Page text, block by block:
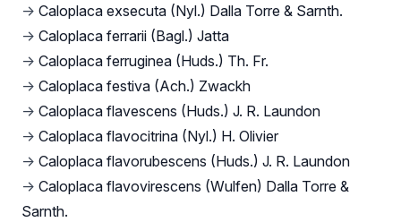
→ Caloplaca exsecuta (Nyl.) Dalla Torre & Sarnth.
→ Caloplaca ferrarii (Bagl.) Jatta
→ Caloplaca ferruginea (Huds.) Th. Fr.
→ Caloplaca festiva (Ach.) Zwackh
→ Caloplaca flavescens (Huds.) J. R. Laundon
→ Caloplaca flavocitrina (Nyl.) H. Olivier
→ Caloplaca flavorubescens (Huds.) J. R. Laundon
→ Caloplaca flavovirescens (Wulfen) Dalla Torre &
Sarnth.